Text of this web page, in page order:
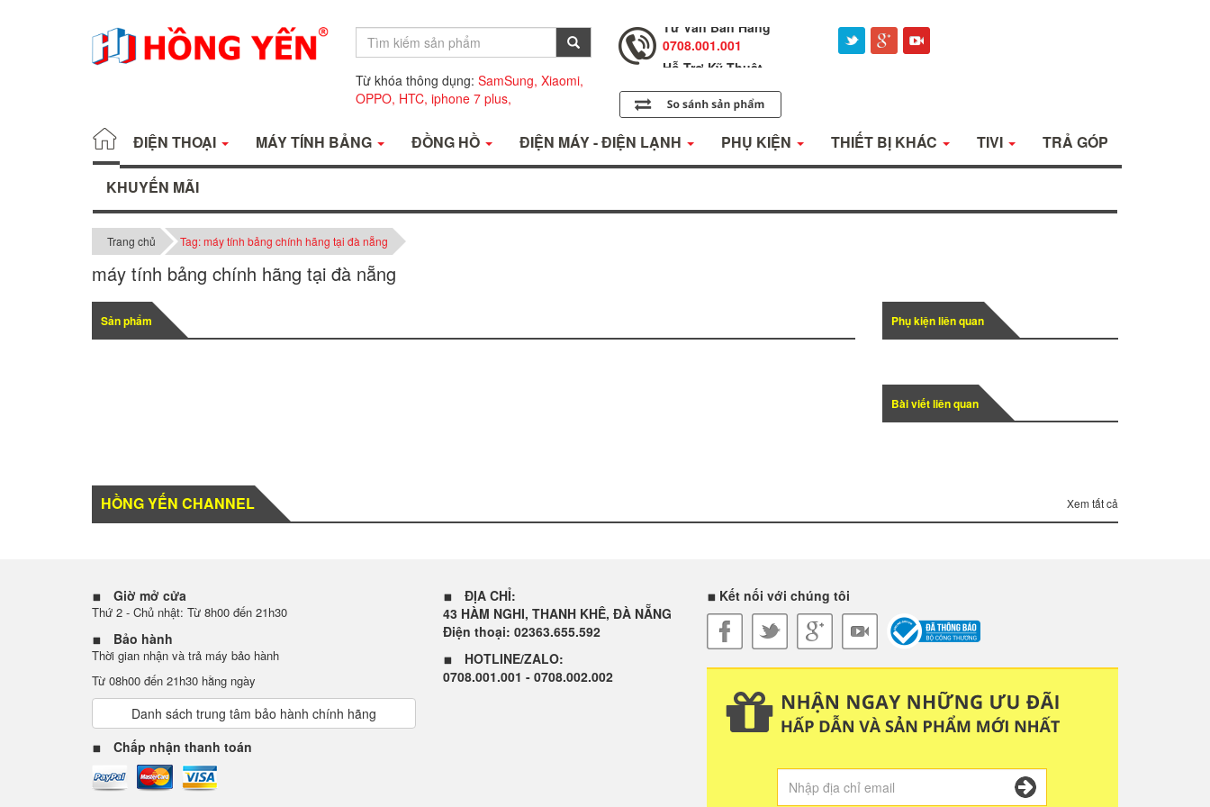
Từ khóa thông dụng: SamSung, Xiaomi,
OPPO, HTC, iphone 7 plus,
0708.001.001
Hỗ Trợ Kỹ Thuật
0708.002.002
Tư Vấn Bán Hàng
0708.001.001
ĐIỆN THOẠI MÁY TÍNH BẢNG ĐỒNG HỒ ĐIỆN MÁY - ĐIỆN LẠNH PHỤ KIỆN THIẾT BỊ KHÁC TIVI TRẢ GÓP
KHUYẾN MÃI
Trang chủ Tag: máy tính bảng chính hãng tại đà nẵng
máy tính bảng chính hãng tại đà nẵng
Sản phẩm Phụ kiện liên quan
Bài viết liên quan
HỒNG YẾN CHANNEL Xem tất cả
Giờ mở cửa
Thứ 2 - Chủ nhật: Từ 8h00 đến 21h30
Bảo hành
Thời gian nhận và trả máy bảo hành
Từ 08h00 đến 21h30 hằng ngày
Danh sách trung tâm bảo hành chính hãng
Chấp nhận thanh toán
ĐỊA CHỈ:
43 HÀM NGHI, THANH KHÊ, ĐÀ NẴNG
Điện thoại: 02363.655.592
HOTLINE/ZALO:
0708.001.001 - 0708.002.002
Kết nối với chúng tôi